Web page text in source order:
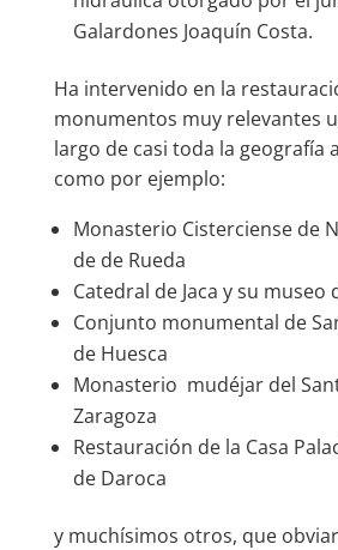
Galardones Joaquín Costa.
Ha intervenido en la
monumentos muy relevantes
largo de casi toda la geografía
como por ejemplo:
Monasterio Cisterciense de
de de Rueda
Catedral de Jaca y su museo
Conjunto monumental de
de Huesca
Monasterio mudéjar del
Zaragoza
Restauración de la Casa
de Daroca
y muchísimos otros, que